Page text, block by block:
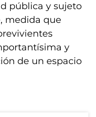
pública y sujeto
medida que
y
de un espacio